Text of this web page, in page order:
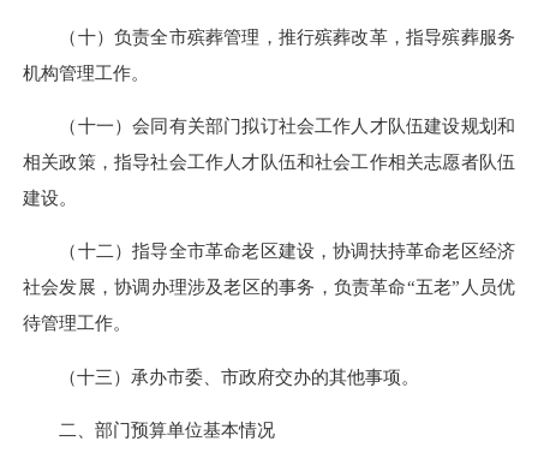
（十）负责全市殡葬管理，推行殡葬改革，指导殡葬服务
机构管理工作。
（十一）会同有关部门拟订社会工作人才队伍建设规划和
相关政策，指导社会工作人才队伍和社会工作相关志愿者队伍
建设。
（十二）指导全市革命老区建设，协调扶持革命老区经济
社会发展，协调办理涉及老区的事务，负责革命“五老”人员优
待管理工作。
（十三）承办市委、市政府交办的其他事项。
二、部门预算单位基本情况